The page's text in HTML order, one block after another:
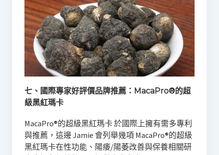
七、國際專家好評價品牌推薦：MacaPro®的超
級黑紅瑪卡
MacaPro®的超級黑紅瑪卡 於國際上擁有需多專利
與推薦，這邊 Jamie 會列舉幾項 MacaPro®的超級
黑紅瑪卡在性功能、陽痿/陽萎改善與保養相關研